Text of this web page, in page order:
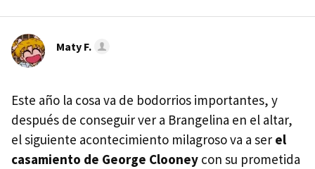
Maty F.
Este año la cosa va de bodorrios importantes, y
después de conseguir ver a Brangelina en el altar,
el siguiente acontecimiento milagroso va a ser el
casamiento de George Clooney con su prometida